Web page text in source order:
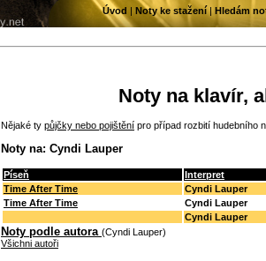
Noty na klavír,
Nějaké ty půjčky nebo pojištění pro případ rozbití hudebního
Noty na: Cyndi Lauper
Píseň
Interpret
Time After Time
Cyndi Lauper
Time After Time
Cyndi Lauper
Cyndi Lauper
Noty podle autora (Cyndi Lauper)
Všichni autoři
Úvod | Noty ke stažení| Hledám